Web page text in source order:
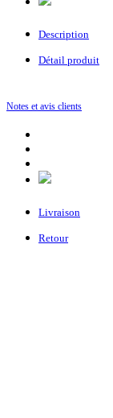
Description
Détail produit
Notes et avis clients
Livraison
Retour